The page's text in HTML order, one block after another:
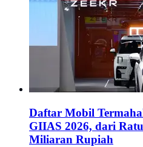
Daftar Mobil
GIIAS 2026, dari
Miliaran Rupiah